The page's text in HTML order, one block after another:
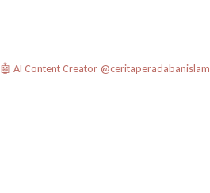
🤖 AI Content Creator @ceritaperadabanislam